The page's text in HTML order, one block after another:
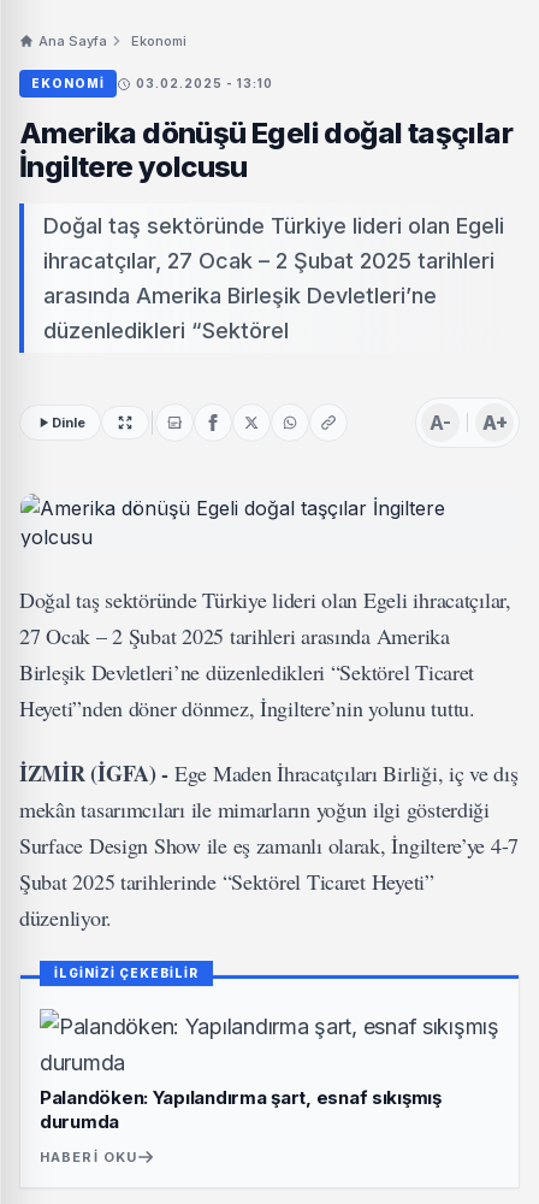
Ana Sayfa Ekonomi
EKONOMI 03.02.2025 - 13:10
Amerika dönüşü Egeli doğal taşçılar
İngiltere yolcusu
Doğal taş sektöründe Türkiye lideri olan Egeli
ihracatçılar, 27 Ocak – 2 Şubat 2025 tarihleri
arasında Amerika Birleşik Devletleri’ne
düzenledikleri “Sektörel
Dinle A- A+
Doğal taş sektöründe Türkiye lideri olan Egeli ihracatçılar,
27 Ocak – 2 Şubat 2025 tarihleri arasında Amerika
Birleşik Devletleri’ne düzenledikleri “Sektörel Ticaret
Heyeti”nden döner dönmez, İngiltere’nin yolunu tuttu.
İZMİR (İGFA) - Ege Maden İhracatçıları Birliği, iç ve dış
mekân tasarımcıları ile mimarların yoğun ilgi gösterdiği
Surface Design Show ile eş zamanlı olarak, İngiltere’ye 4-7
Şubat 2025 tarihlerinde “Sektörel Ticaret Heyeti”
düzenliyor.
İLGİNİZİ ÇEKEBİLİR
Palandöken: Yapılandırma şart, esnaf sıkışmış
durumda
HABERI OKU